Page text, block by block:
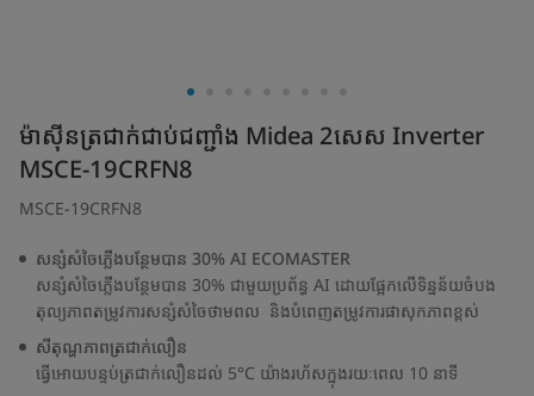
ម៉ាស៊ីនត្រជាក់ជាប់ជញ្ជាំង Midea 2សេស Inverter
MSCE-19CRFN8
MSCE-19CRFN8
សន្សំសំចៃភ្លើងបន្ថែមបាន 30% AI ECOMASTER
សន្សំសំចៃភ្លើងបន្ថែមបាន 30% ជាមួយប្រព័ន្ធ AI ដោយផ្អែកលើទិន្នន័យចំបង
តុល្យភាពតម្រូវការសន្សំសំចៃថាមពល ​ និងបំពេញតម្រូវការផាសុកភាពខ្ពស់
សីតុណ្ហភាពត្រជាក់លឿន
ធ្វើអោយបន្ទប់ត្រជាក់លឿនដល់ 5°C យ៉ាងរហ័សក្នុងរយៈពេល 10 នាទី